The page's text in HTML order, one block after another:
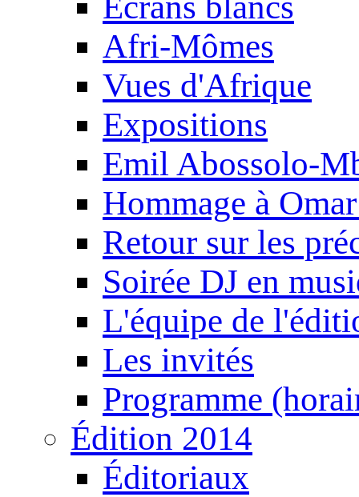
Afri-Mômes
Vues d'Afrique
Expositions
Emil Abossolo-
Hommage à
Retour sur les
Soirée DJ en
L'équipe de
Les invités
Programme
Édition 2014
Éditoriaux